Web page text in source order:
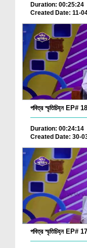
Duration: 00:25:24
Created Date: 11-
পবিত্র স্মৃতিচিহ্ন EP# 18
Duration: 00:24:14
Created Date: 30-
পবিত্র স্মৃতিচিহ্ন EP# 17